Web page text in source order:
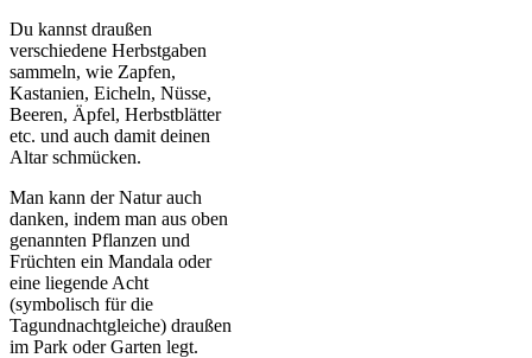
Du kannst draußen
verschiedene Herbstgaben
sammeln, wie Zapfen,
Kastanien, Eicheln, Nüsse,
Beeren, Äpfel, Herbstblätter
etc. und auch damit deinen
Altar schmücken.
Man kann der Natur auch
danken, indem man aus oben
genannten Pflanzen und
Früchten ein Mandala oder
eine liegende Acht
(symbolisch für die
Tagundnachtgleiche) draußen
im Park oder Garten legt.